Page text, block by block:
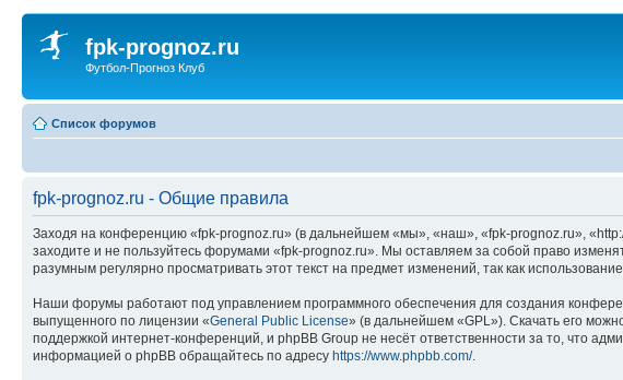
fpk-prognoz.ru
Футбол-Прогноз Клуб
Список форумов
fpk-prognoz.ru - Общие правила
Заходя на конференцию «fpk-prognoz.ru» (в дальнейшем «мы», «наш», «fpk-prognoz.ru»,
заходите и не пользуйтесь форумами «fpk-prognoz.ru». Мы оставляем за собой право
разумным регулярно просматривать этот текст на предмет изменений, так как
Наши форумы работают под управлением программного обеспечения для создания
выпущенного по лицензии «General Public License» (в дальнейшем «GPL»). Скачать его
поддержкой интернет-конференций, и phpBB Group не несёт ответственности за то, что
информацией о phpBB обращайтесь по адресу https://www.phpbb.com/.